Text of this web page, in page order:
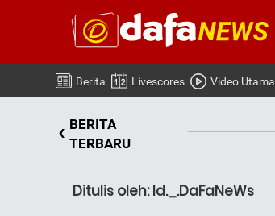
Berita Livescores Video Utama
‹ BERITA
TERBARU
Ditulis oleh: Id._.DaFaNeWs